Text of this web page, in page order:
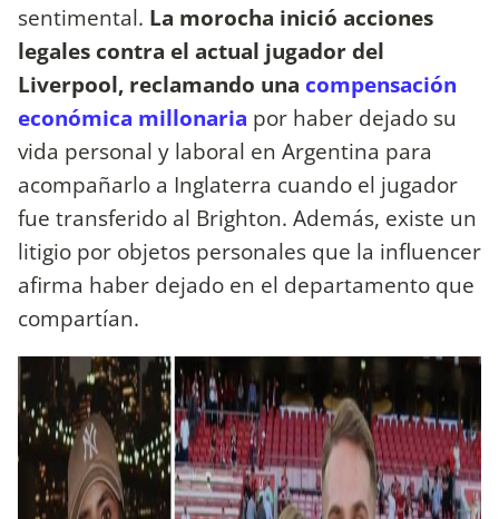
sentimental. La morocha inició acciones
legales contra el actual jugador del
Liverpool, reclamando una compensación
económica millonaria por haber dejado su
vida personal y laboral en Argentina para
acompañarlo a Inglaterra cuando el jugador
fue transferido al Brighton. Además, existe un
litigio por objetos personales que la influencer
afirma haber dejado en el departamento que
compartían.